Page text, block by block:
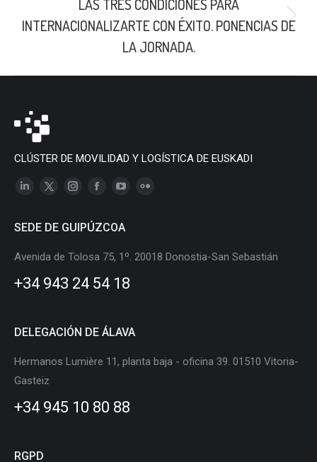
Publicación
LAS TRES CONDICIONES PARA
INTERNACIONALIZARTE CON ÉXITO. PONENCIAS DE
LA JORNADA.
CLÚSTER DE MOVILIDAD Y LOGÍSTICA DE EUSKADI
Linkedin
opens
window
X
opens
window
Instagram
opens
in
window
opens
in
window
opens
in
window
in
SEDE DE GUIPÚZCOA
Avenida de Tolosa 75, 1º. 20018 Donostia-San Sebastián
+34 943 24 54 18
DELEGACIÓN DE ÁLAVA
Hermanos Lumière 11, planta baja - oficina 39. 01510 Vitoria-
Gasteiz
+34 945 10 80 88
RGPD